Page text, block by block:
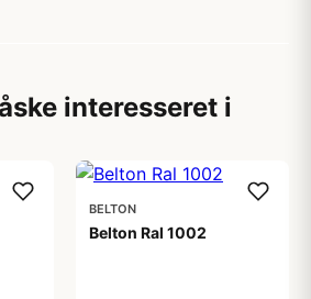
interesseret i
BELTON
Belton Ral 1002